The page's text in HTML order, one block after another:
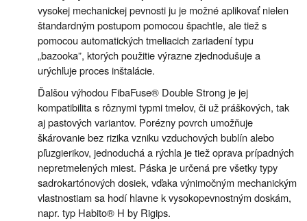
vysokej mechanickej pevnosti ju je možné aplikovať nielen
štandardným postupom pomocou špachtle, ale tiež s
pomocou automatických tmeliacich zariadení typu
„bazooka”, ktorých použitie výrazne zjednodušuje a
urýchľuje proces inštalácie.
Ďalšou výhodou FibaFuse® Double Strong je jej
kompatibilita s rôznymi typmi tmelov, či už práškových, tak
aj pastových variantov. Porézny povrch umožňuje
škárovanie bez rizika vzniku vzduchových bublín alebo
pľuzgierikov, jednoduchá a rýchla je tiež oprava prípadných
nepretmelených miest. Páska je určená pre všetky typy
sadrokartónových dosiek, vďaka výnimočným mechanickým
vlastnostiam sa hodí hlavne k vysokopevnostným doskám,
napr. typ Habito® H by Rigips.